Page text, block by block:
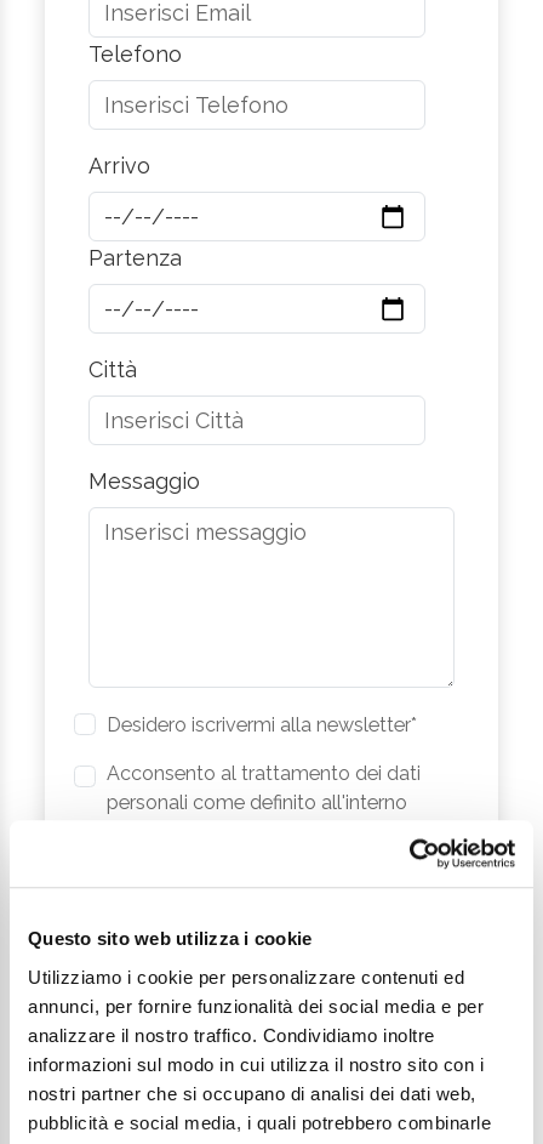
Questo sito web utilizza i cookie
Utilizziamo i cookie per personalizzare contenuti ed
annunci, per fornire funzionalità dei social media e per
analizzare il nostro traffico. Condividiamo inoltre
informazioni sul modo in cui utilizza il nostro sito con i
nostri partner che si occupano di analisi dei dati web,
pubblicità e social media, i quali potrebbero combinarle
Telefono
Arrivo
Partenza
Città
Messaggio
Desidero iscrivermi alla newsletter*
Acconsento al trattamento dei dati
personali come definito all'interno